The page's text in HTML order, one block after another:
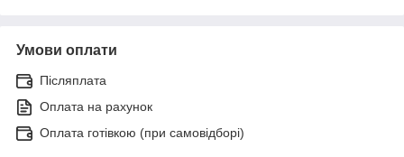
Умови оплати
Післяплата
Оплата на рахунок
Оплата готівкою (при самовідборі)